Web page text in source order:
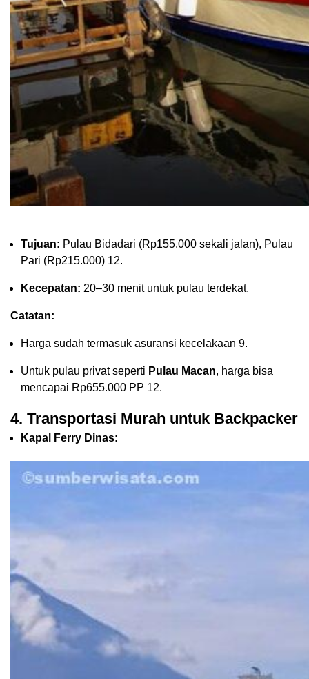
Tujuan: Pulau Bidadari (Rp155.000 sekali jalan), Pulau
Pari (Rp215.000) 12.
Kecepatan: 20–30 menit untuk pulau terdekat.
Catatan:
Harga sudah termasuk asuransi kecelakaan 9.
Untuk pulau privat seperti Pulau Macan, harga bisa
mencapai Rp655.000 PP 12.
4. Transportasi Murah untuk Backpacker
Kapal Ferry Dinas: